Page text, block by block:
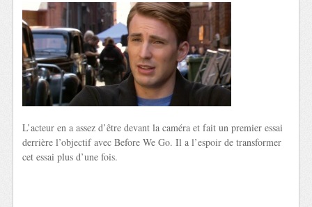
L’acteur en a assez d’être devant la caméra et fait un premier essai
derrière l’objectif avec Before We Go. Il a l’espoir de transformer
cet essai plus d’une fois.